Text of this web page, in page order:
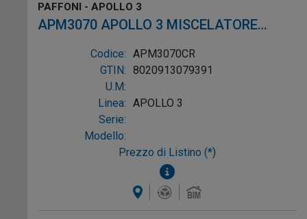
PAFFONI - APOLLO 3
APM3070 APOLLO 3 MISCELATORE
LAVABO SCARICO ø1" SENZA ATTACCO
Codice: APM3070CR
GTIN: 8020913079391
U.M:
Linea: APOLLO 3
Serie:
Modello:
Prezzo di Listino (*)